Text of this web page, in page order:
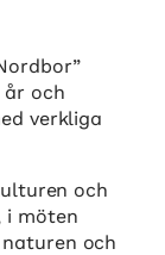
år och
verkliga
och
i möten
och